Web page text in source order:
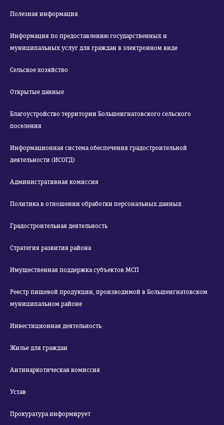
Полезная информация
Информация по предоставлению государственных и
муниципальных услуг для граждан в электронном виде
Сельское хозяйство
Открытые данные
Благоустройство территории Большеигнатовского сельского
поселения
Информационная система обеспечения градостроительной
деятельности (ИСОГД)
Административная комиссия
Политика в отношении обработки персональных данных
Градостроительная деятельность
Стратегия развития района
Имущественная поддержка субъектов МСП
Реестр пищевой продукции, производимой в Большеигнатовском
муниципальном районе
Инвестиционная деятельность
Жилье для граждан
Антинаркотическая комиссия
Устав
Прокуратура информирует